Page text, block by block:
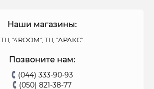
Наши магазины:
ТЦ "4ROOM", ТЦ "АРАКС"
Позвоните нам:
(044) 333-90-93
(050) 821-38-77